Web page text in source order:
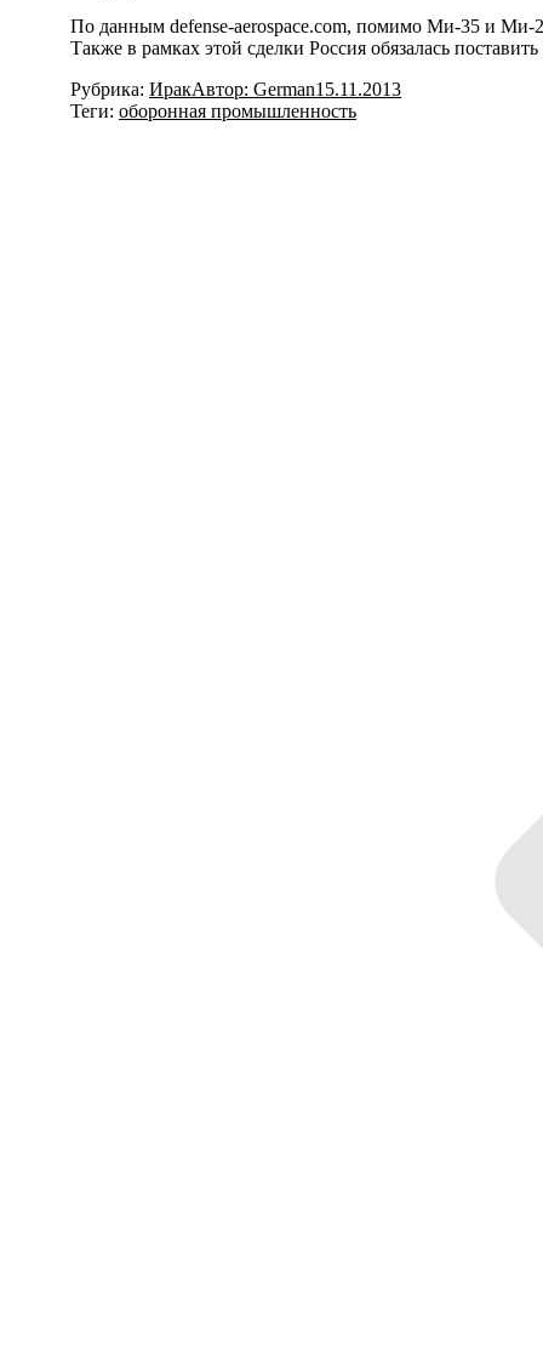
По данным defense-aerospace.com, помимо Ми-35 и Ми-
Также в рамках этой сделки Россия обязалась
Рубрика: ИракАвтор: German15.11.2013
Теги: оборонная промышленность